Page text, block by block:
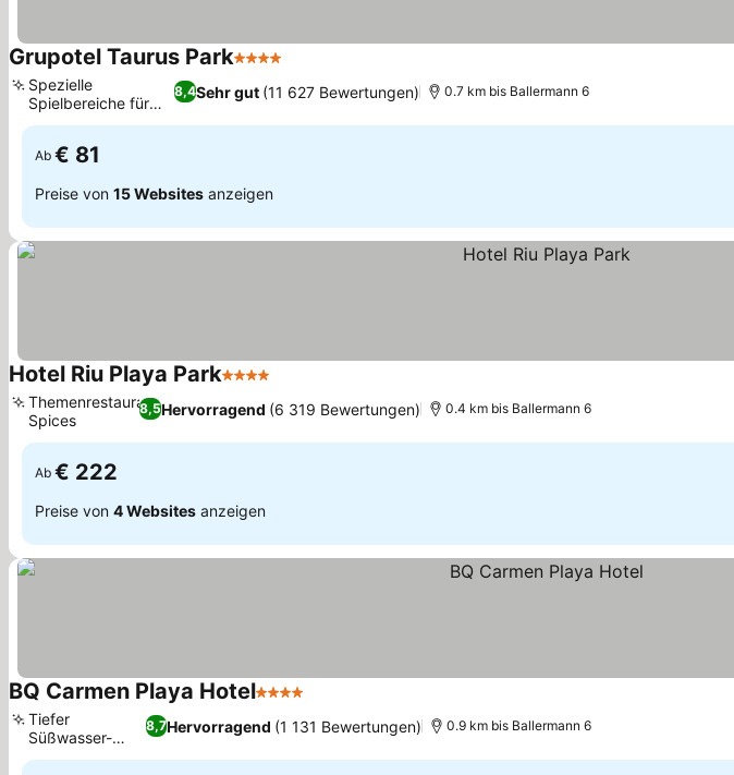
Grupotel Taurus Park4 Sterne
8,4Sehr gut (11 627 Bewertungen)
Spezielle
Spielbereiche für
Familien
0.7 km bis Ballermann 6
Ab € 81
Preise von 15 Websites anzeigen
Hotel Riu Playa Park4 Sterne
8,5Hervorragend (6 319 Bewertungen)
Themenrestaurant
Spices
0.4 km bis Ballermann 6
Ab € 222
Preise von 4 Websites anzeigen
BQ Carmen Playa Hotel4 Sterne
8,7Hervorragend (1 131 Bewertungen)
Tiefer
Süßwasser-
Außenpool
0.9 km bis Ballermann 6